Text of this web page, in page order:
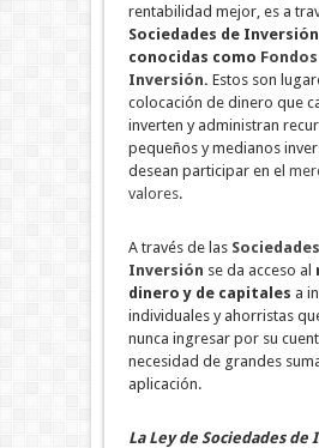
rentabilidad mejor, es a
Sociedades de
conocidas como
Inversión. Estos son
colocación de dinero que
inverten y administran
pequeños y medianos
desean participar en el
valores.
A través de las
Inversión se da acceso al
dinero y de capitales a
individuales y ahorristas
nunca ingresar por su
necesidad de grandes
aplicación.
La Ley de Sociedades de